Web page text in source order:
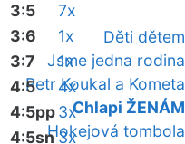
Děti dětem
Jsme jedna rodina
Petr Koukal a Kometa
Chlapi ŽENÁM
Hokejová tombola
3:5
7x
3:6
1x
3:7
1x
4:5
4x
4:5pp3x
4:5sn 3x